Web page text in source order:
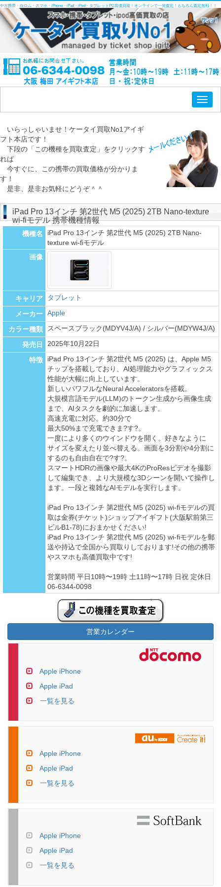
中古携帯・白ロム・スマホ・iPhone・iPad・iPod・タブレットPC高価買取！オンラインで一発査定！もちろん査定無料！！
いらっしゃいませ！ケータイ買取No1アイギ
フト本店です！
下段の「この機種を買取査定」をクリックす
れば
今すぐに、この携帯の買取価格が分かりま
す！
是非、是非お気軽にどうぞ＾＾
iPad Pro 13インチ 第2世代 M5 (2025) 2TB Nano-texture
wi-fiモデル 携帯機種情報
機種名
iPad Pro 13インチ 第2世代 M5 (2025) 2TB Nano-
texture wi-fiモデル
画像
キャリア タブレット
メーカー Apple
カラー種類 スペースブラック(MDYV4J/A) / シルバー(MDYW4J/A)
発売日 2025年10月22日
特徴
iPad Pro 13インチ 第2世代 M5 (2025) は、Apple M5
チップを搭載しており、AI処理能力やグラフィックス
性能が大幅に向上しています。
新しいパワフルなNeural Acceleratorsを搭載。
大規模言語モデル(LLM)のトークン生成から画像生成
まで、AIタスクを劇的に加速します。
高速充電に対応。約30分で
最大50%まで充電できま?す?。
一度により多くのウインドウを開く。好きなように
サイズを変えたり並べ替える。画面を3分割や4分割に
するのも自由自在で?す?。
スマートHDRの画像や最大4KのProResビデオを撮影
して編集でき、より大規模な3Dシーンを開いて操作し
ます。一段と複雑なAIモデルを実行します。
iPad Pro 13インチ 第2世代 M5 (2025) wi-fiモデルの買
取は金券(チケット)ショップアイギフト(大阪駅前第三
ビルB1-78)におまかせください!
iPad Pro 13インチ 第2世代 M5 (2025) wi-fiモデルを郵
送や持込で全国から買取りしております!その他の携帯
やスマホも高価買取中です!
営業時間 平日10時〜19時 土11時〜17時 日祝 定休日
06-6344-0098
営業カレンダー
Apple iPhone
Apple iPad
一覧を見る
Apple iPhone
Apple iPad
一覧を見る
Apple iPhone
Apple iPad
一覧を見る